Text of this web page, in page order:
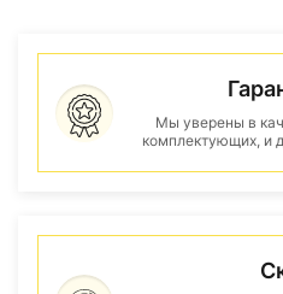
Мы уверены в
комплектующих, и